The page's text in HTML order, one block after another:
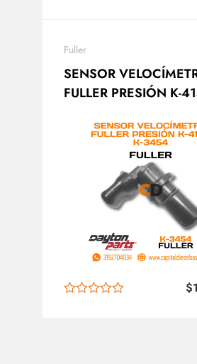
Fuller
SENSOR
FULLER PRESIÓN K-
$